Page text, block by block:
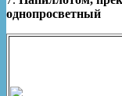
однопросветный